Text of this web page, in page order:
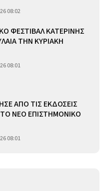
08:02
ΦΕΣΤΙΒΑΛ ΚΑΤΕΡΙΝΗΣ
ΤΗΝ ΚΥΡΙΑΚΗ
08:01
ΑΠΟ ΤΙΣ ΕΚΔΟΣΕΙΣ
ΝΕΟ ΕΠΙΣΤΗΜΟΝΙΚΟ
08:01